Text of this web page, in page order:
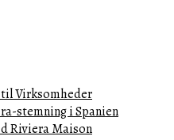
Virksomheder
stemning i Spanien
Riviera Maison